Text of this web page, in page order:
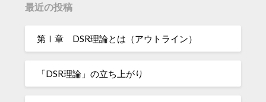
最近の投稿
第Ⅰ章 DSR理論とは（アウトライン）
「DSR理論」の立ち上がり